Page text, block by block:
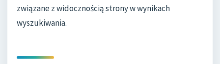
związane z widocznością strony w wynikach
wyszukiwania.